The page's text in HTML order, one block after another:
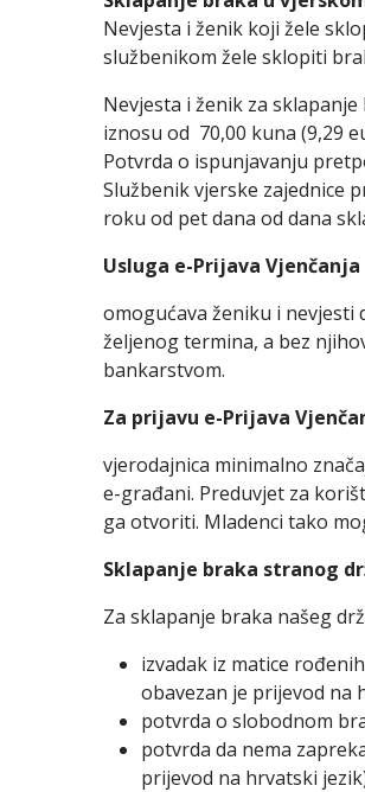
Nevjesta i ženik koji žele
službenikom žele sklopiti
Nevjesta i ženik za
iznosu od 70,00 kuna (9,29
Potvrda o ispunjavanju
Službenik vjerske zajednice
roku od pet dana od dana
Usluga e-Prijava Vjenčanja
omogućava ženiku i
željenog termina, a bez
bankarstvom.
Za prijavu e-Prijava
vjerodajnica minimalno
e-građani. Preduvjet za
ga otvoriti. Mladenci tako
Sklapanje braka stranog
Za sklapanje braka našeg
izvadak iz matice
obavezan je prijevod na
potvrda o slobodnom
potvrda da nema
prijevod na hrvatski